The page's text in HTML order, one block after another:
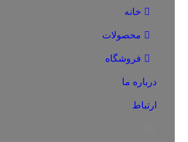
خانه
محصولات
فروشگاه
درباره ما
ارتباط